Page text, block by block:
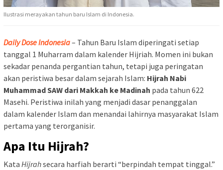
Ilustrasi merayakan tahun baru Islam di Indonesia.
Daily Dose Indonesia– Tahun Baru Islam diperingati setiap
tanggal 1 Muharram dalam kalender Hijriah. Momen ini bukan
sekadar penanda pergantian tahun, tetapi juga peringatan
akan peristiwa besar dalam sejarah Islam: Hijrah Nabi
Muhammad SAW dari Makkah ke Madinah pada tahun 622
Masehi. Peristiwa inilah yang menjadi dasar penanggalan
dalam kalender Islam dan menandai lahirnya masyarakat Islam
pertama yang terorganisir.
Apa Itu Hijrah?
Kata Hijrahsecara harfiah berarti “berpindah tempat tinggal.”